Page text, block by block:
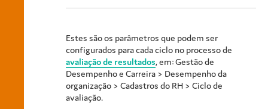
Estes são os parâmetros que podem ser
configurados para cada ciclo no processo de
avaliação de resultados, em:Gestão de
Desempenho e Carreira > Desempenho da
organização > Cadastros do RH > Ciclo de
avaliação.